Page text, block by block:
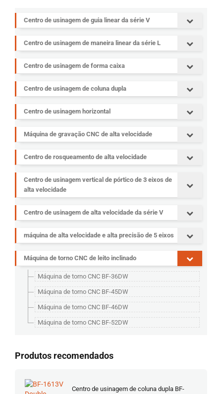
Centro de usinagem de guia linear da série V
Centro de usinagem de maneira linear da série L
Centro de usinagem de forma caixa
Centro de usinagem de coluna dupla
Centro de usinagem horizontal
Máquina de gravação CNC de alta velocidade
Centro de rosqueamento de alta velocidade
Centro de usinagem vertical de pórtico de 3 eixos de
alta velocidade
Centro de usinagem de alta velocidade da série V
máquina de alta velocidade e alta precisão de 5 eixos
Máquina de torno CNC de leito inclinado
Máquina de torno CNC BF-36DW
Máquina de torno CNC BF-45DW
Máquina de torno CNC BF-46DW
Máquina de torno CNC BF-52DW
Produtos recomendados
Centro de usinagem de coluna dupla BF-